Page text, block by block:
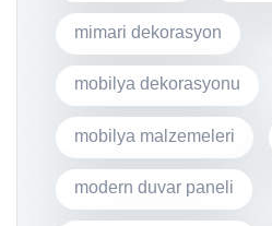
mimari dekorasyon
mobilya dekorasyonu
mobilya malzemeleri
modern duvar paneli